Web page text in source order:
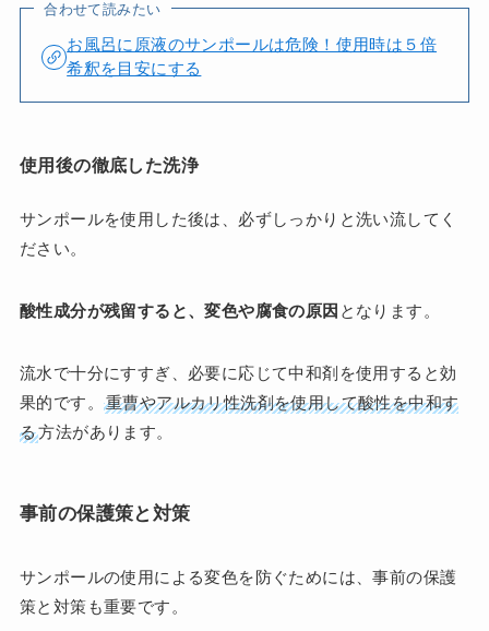
合わせて読みたい
お風呂に原液のサンポールは危険！使用時は５倍
希釈を目安にする
使用後の徹底した洗浄
サンポールを使用した後は、必ずしっかりと洗い流してく
ださい。
酸性成分が残留すると、変色や腐食の原因 となります。
流水で十分にすすぎ、必要に応じて中和剤を使用すると効
果的です。
重曹やアルカリ性洗剤を使用して酸性を中和す
る方法があります​​​​。
事前の保護策と対策
サンポールの使用による変色を防ぐためには、事前の保護
策と対策も重要です。